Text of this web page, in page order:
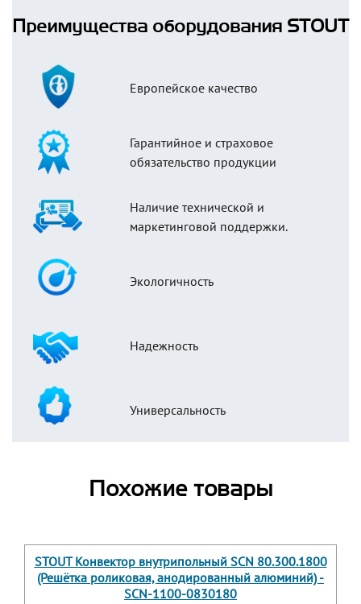
Преимущества оборудования STOUT
Европейское качество
Гарантийное и страховое
обязательство продукции
Наличие технической и
маркетинговой поддержки.
Экологичность
Надежность
Универсальность
Похожие товары
STOUT Конвектор внутрипольный SCN 80.300.1800
(Решётка роликовая, анодированный алюминий) -
SCN-1100-0830180